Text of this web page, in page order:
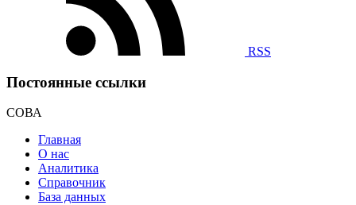
RSS
Постоянные ссылки
СОВА
Главная
О нас
Аналитика
Справочник
База данных